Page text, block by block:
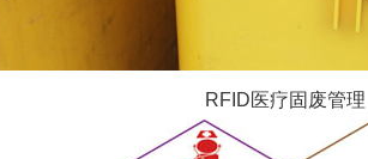
RFID医疗固废管理